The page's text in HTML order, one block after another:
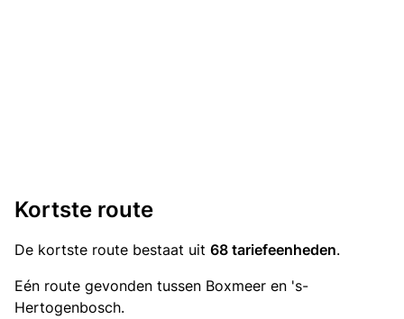
Kortste route
De kortste route bestaat uit 68 tariefeenheden.
Eén route gevonden tussen Boxmeer en 's-
Hertogenbosch.